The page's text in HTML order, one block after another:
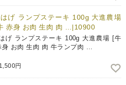
げ ランプステーキ 100g 大進農場
赤身 お肉 生肉 肉 …|10900
げ ランプステーキ 100g 大進農場 [牛
身 お肉 生肉 肉 牛ランプ肉 …
円